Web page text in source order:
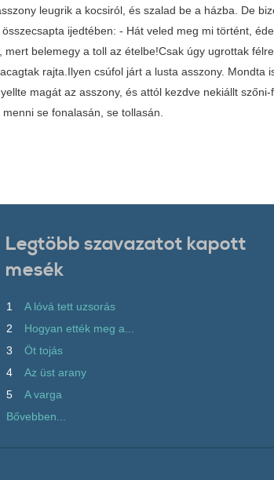
leugrik a kocsiról, és szalad be a házba. De
ijedtében: - Hát veled meg mi történt,
mert belemegy a toll az ételbe!Csak úgy ugrottak
rajta.Ilyen csúfol járt a lusta asszony.
magát az asszony, és attól kezdve nekiállt
se fonalasán, se tollasán.
Legtöbb szavazatot kapott
mesék
1
A lóvá tett uzsorás
2
Hogyan ették meg a...
3
Öt tojás
4
Az üst arany
5
A varga
Bővebben...